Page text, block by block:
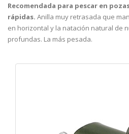
Recomendada para pescar en
rápidas. Anilla muy retrasada que
en horizontal y la natación natural de
profundas. La más pesada.